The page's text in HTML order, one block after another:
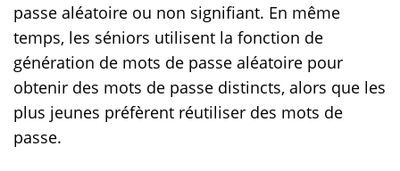
passe aléatoire ou non signifiant. En même
temps, les séniors utilisent la fonction de
génération de mots de passe aléatoire pour
obtenir des mots de passe distincts, alors que les
plus jeunes préfèrent réutiliser des mots de
passe.